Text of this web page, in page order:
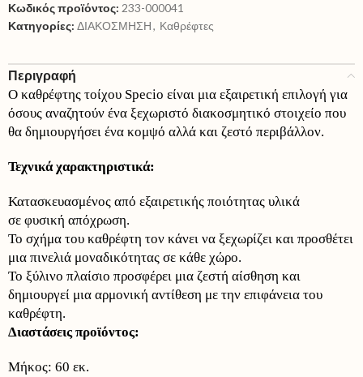
Κωδικός προϊόντος: 233-000041
Κατηγορίες: ΔΙΑΚΟΣΜΗΣΗ, Καθρέφτες
Περιγραφή
Ο καθρέφτης τοίχου Specio είναι μια εξαιρετική επιλογή για
όσους αναζητούν ένα ξεχωριστό διακοσμητικό στοιχείο που
θα δημιουργήσει ένα κομψό αλλά και ζεστό περιβάλλον.
Τεχνικά χαρακτηριστικά:
Κατασκευασμένος από εξαιρετικής ποιότητας υλικά
σε φυσική απόχρωση.
Το σχήμα του καθρέφτη τον κάνει να ξεχωρίζει και προσθέτει
μια πινελιά μοναδικότητας σε κάθε χώρο.
Το ξύλινο πλαίσιο προσφέρει μια ζεστή αίσθηση και
δημιουργεί μια αρμονική αντίθεση με την επιφάνεια του
καθρέφτη.
Διαστάσεις προϊόντος:
Μήκος: 60 εκ.